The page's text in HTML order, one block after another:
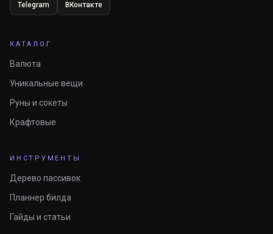
Telegram ВКонтакте
КАТАЛОГ
Валюта
Уникальные вещи
Руны и сокеты
Крафтовые
ИНСТРУМЕНТЫ
Дерево пассивок
Планнер билда
Гайды и статьи